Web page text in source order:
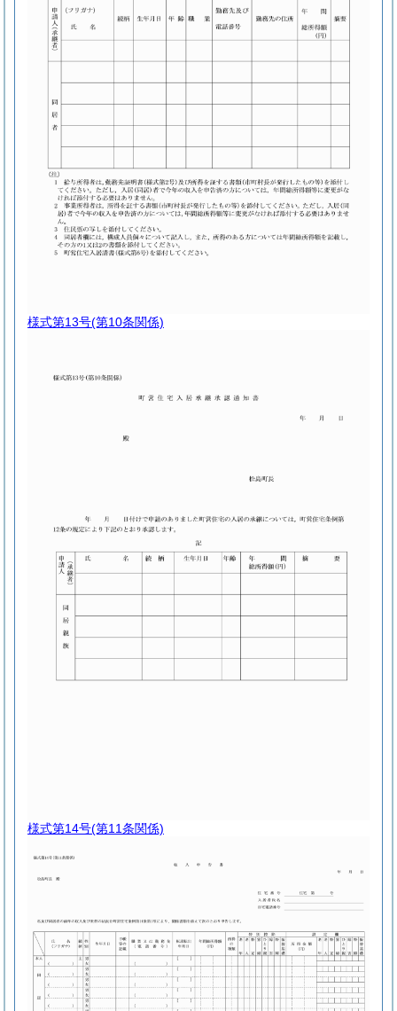
様式第13号(第10条関係)
様式第14号(第11条関係)